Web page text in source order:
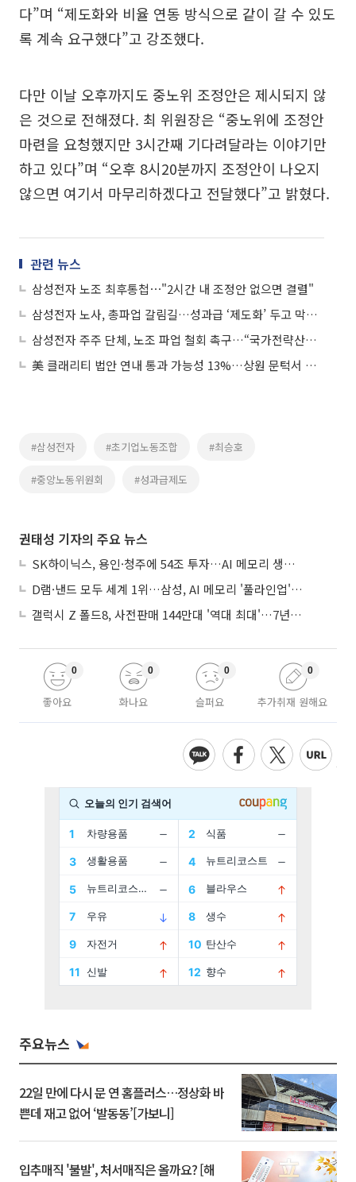
다”며 “제도화와 비율 연동 방식으로 같이 갈 수 있도
록 계속 요구했다”고 강조했다.
다만 이날 오후까지도 중노위 조정안은 제시되지 않
은 것으로 전해졌다. 최 위원장은 “중노위에 조정안
마련을 요청했지만 3시간째 기다려달라는 이야기만
하고 있다”며 “오후 8시20분까지 조정안이 나오지
않으면 여기서 마무리하겠다고 전달했다”고 밝혔다.
관련 뉴스
삼성전자 노조 최후통첩⋯"2시간 내 조정안 없으면 결렬"
삼성전자 노사, 총파업 갈림길…성과급 ‘제도화’ 두고 막판 대치
삼성전자 주주 단체, 노조 파업 철회 촉구…“국가전략산업 인질은 안돼”
美 클래리티 법안 연내 통과 가능성 13%…상원 문턱서 제동
#삼성전자 #초기업노동조합 #최승호
#중앙노동위원회 #성과급제도
권태성 기자의 주요 뉴스
SK하이닉스, 용인·청주에 54조 투자…AI 메모리 생산기지 키운다
D램·낸드 모두 세계 1위…삼성, AI 메모리 '풀라인업'으로 승부
갤럭시 Z 폴드8, 사전판매 144만대 '역대 최대'…7년만에 갤노트10 기록 넘어
좋아요
0
화나요
0
슬퍼요
0
추가취재 원해요
0
주요뉴스
22일 만에 다시 문 연 홈플러스…정상화 바
쁜데 재고 없어 ‘발동동’[가보니]
입추매직 '불발', 처서매직은 올까요? [해